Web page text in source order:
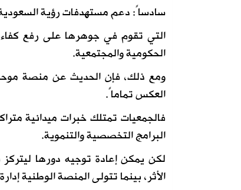
سادساً: دعم مستهدفات رؤية السعودية
التي تقوم في جوهرها على رفع
الحكومية والمجتمعية.
ومع ذلك، فإن الحديث عن منصة
العكس تماماً.
فالجمعيات تمتلك خبرات ميدانية
البرامج التخصصية والتنموية.
لكن يمكن إعادة توجيه دورها ليتركز
الأثر، بينما تتولى المنصة الوطنية